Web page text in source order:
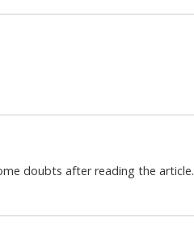
doubts after reading the article.